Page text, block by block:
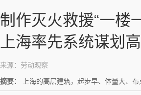
制作灭火救援“一楼
上海率先系统谋划
来源：劳动观察
摘要： 上海的高层建筑，起步早、体量大、